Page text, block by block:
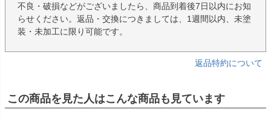
不良・破損などがございましたら、商品到着後7日以内にお知
らせください。返品・交換につきましては、1週間以内、未塗
装・未加工に限り可能です。
返品特約について
この商品を見た人はこんな商品も見ています